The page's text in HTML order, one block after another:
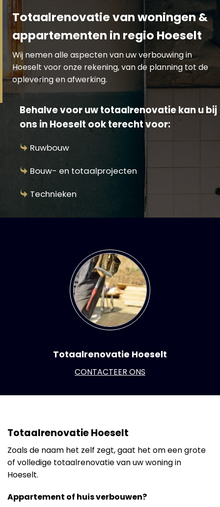
Totaalrenovatie van woningen &
appartementen in regio Hoeselt
Wij nemen alle aspecten van uw verbouwing in
Hoeselt voor onze rekening, van de planning tot de
oplevering en afwerking.
Behalve voor uw totaalrenovatie kan u bij
ons in Hoeselt ook terecht voor:
Ruwbouw
Bouw- en totaalprojecten
Technieken
Totaalrenovatie Hoeselt
CONTACTEER ONS
Totaalrenovatie Hoeselt
Zoals de naam het zelf zegt, gaat het om een grote
of volledige totaalrenovatie van uw woning in
Hoeselt.
Appartement of huis verbouwen?